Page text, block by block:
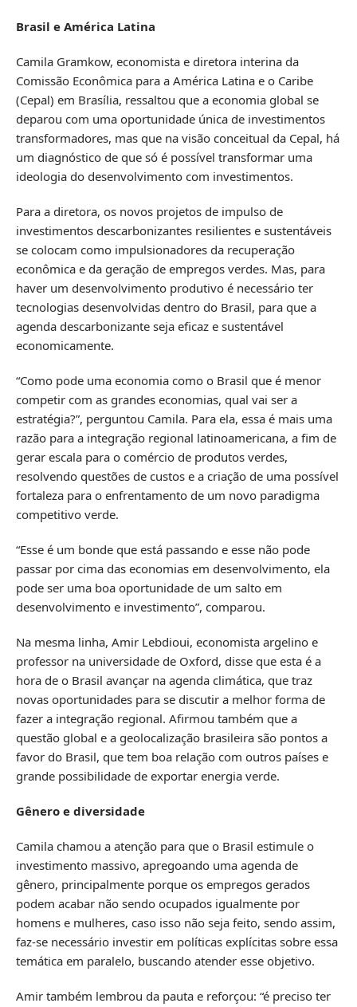
Brasil e América Latina
Camila Gramkow, economista e diretora interina da
Comissão Econômica para a América Latina e o Caribe
(Cepal) em Brasília, ressaltou que a economia global se
deparou com uma oportunidade única de investimentos
transformadores, mas que na visão conceitual da Cepal, há
um diagnóstico de que só é possível transformar uma
ideologia do desenvolvimento com investimentos.
Para a diretora, os novos projetos de impulso de
investimentos descarbonizantes resilientes e sustentáveis
se colocam como impulsionadores da recuperação
econômica e da geração de empregos verdes. Mas, para
haver um desenvolvimento produtivo é necessário ter
tecnologias desenvolvidas dentro do Brasil, para que a
agenda descarbonizante seja eficaz e sustentável
economicamente.
“Como pode uma economia como o Brasil que é menor
competir com as grandes economias, qual vai ser a
estratégia?”, perguntou Camila. Para ela, essa é mais uma
razão para a integração regional latinoamericana, a fim de
gerar escala para o comércio de produtos verdes,
resolvendo questões de custos e a criação de uma possível
fortaleza para o enfrentamento de um novo paradigma
competitivo verde.
“Esse é um bonde que está passando e esse não pode
passar por cima das economias em desenvolvimento, ela
pode ser uma boa oportunidade de um salto em
desenvolvimento e investimento”, comparou.
Na mesma linha, Amir Lebdioui, economista argelino e
professor na universidade de Oxford, disse que esta é a
hora de o Brasil avançar na agenda climática, que traz
novas oportunidades para se discutir a melhor forma de
fazer a integração regional. Afirmou também que a
questão global e a geolocalização brasileira são pontos a
favor do Brasil, que tem boa relação com outros países e
grande possibilidade de exportar energia verde.
Gênero e diversidade
Camila chamou a atenção para que o Brasil estimule o
investimento massivo, apregoando uma agenda de
gênero, principalmente porque os empregos gerados
podem acabar não sendo ocupados igualmente por
homens e mulheres, caso isso não seja feito, sendo assim,
faz-se necessário investir em políticas explícitas sobre essa
temática em paralelo, buscando atender esse objetivo.
Amir também lembrou da pauta e reforçou: “é preciso ter